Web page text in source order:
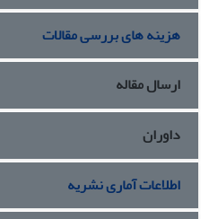
هزینه های بررسی مقالات
ارسال مقاله
داوران
اطلاعات آماری نشریه